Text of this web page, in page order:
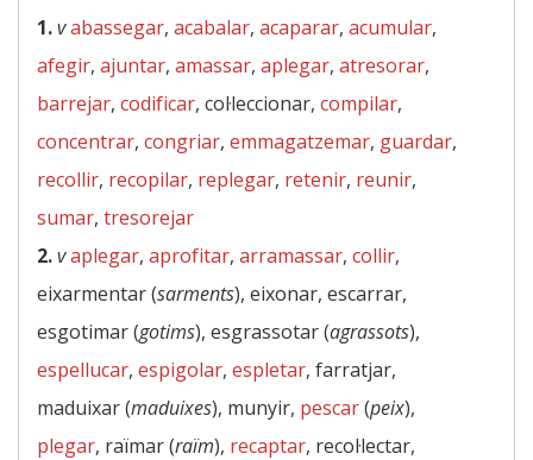
1.vabassegar, acabalar, acaparar, acumular,
afegir, ajuntar, amassar, aplegar, atresorar,
barrejar, codificar, col·leccionar, compilar,
concentrar, congriar, emmagatzemar, guardar,
recollir, recopilar, replegar, retenir, reunir,
sumar, tresorejar
2.vaplegar, aprofitar, arramassar, collir,
eixarmentar (sarments), eixonar, escarrar,
esgotimar (gotims), esgrassotar (agrassots),
espellucar, espigolar, espletar, farratjar,
maduixar (maduixes), munyir, pescar(peix),
plegar, raïmar (raïm), recaptar, recol·lectar,